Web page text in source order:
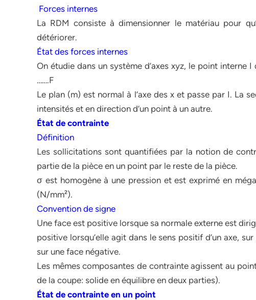
Forces internes
La RDM consiste à dimensionner le matériau pour
détériorer.
État des forces internes
On étudie dans un système d’axes xyz, le point interne
…….F
Le plan (m) est normal à l’axe des x et passe par I. La
intensités et en direction d’un point à un autre.
État de contrainte
Définition
Les sollicitations sont quantifiées par la notion de
partie de la pièce en un point par le reste de la pièce.
σ est homogène à une pression et est exprimé en
(N/mm²).
Convention de signe
Une face est positive lorsque sa normale externe est
positive lorsqu’elle agit dans le sens positif d’un axe,
sur une face négative.
Les mêmes composantes de contrainte agissent au
de la coupe: solide en équilibre en deux parties).
État de contrainte en un point